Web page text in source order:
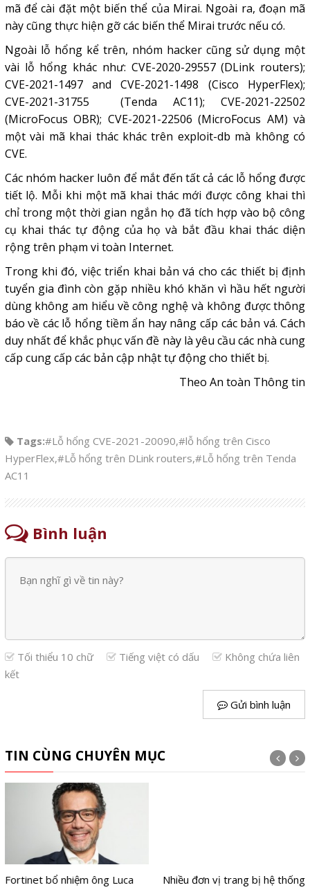
mã để cài đặt một biến thể của Mirai. Ngoài ra, đoạn mã
này cũng thực hiện gỡ các biến thể Mirai trước nếu có.
Ngoài lỗ hổng kể trên, nhóm hacker cũng sử dụng một
vài lỗ hổng khác như: CVE-2020-29557 (DLink routers);
CVE-2021-1497 and CVE-2021-1498 (Cisco HyperFlex);
CVE-2021-31755 (Tenda AC11); CVE-2021-22502
(MicroFocus OBR); CVE-2021-22506 (MicroFocus AM) và
một vài mã khai thác khác trên exploit-db mà không có
CVE.
Các nhóm hacker luôn để mắt đến tất cả các lỗ hổng được
tiết lộ. Mỗi khi một mã khai thác mới được công khai thì
chỉ trong một thời gian ngắn họ đã tích hợp vào bộ công
cụ khai thác tự động của họ và bắt đầu khai thác diện
rộng trên phạm vi toàn Internet.
Trong khi đó, việc triển khai bản vá cho các thiết bị định
tuyển gia đình còn gặp nhiều khó khăn vì hầu hết người
dùng không am hiểu về công nghệ và không được thông
báo về các lỗ hổng tiềm ẩn hay nâng cấp các bản vá. Cách
duy nhất để khắc phục vấn đề này là yêu cầu các nhà cung
cấp cung cấp các bản cập nhật tự động cho thiết bị.
Theo An toàn Thông tin
Tags:#Lỗ hổng CVE-2021-20090,#lỗ hổng trên Cisco
HyperFlex,#Lỗ hổng trên DLink routers,#Lỗ hổng trên Tenda
AC11
Bình luận
Tối thiểu 10 chữ Tiếng việt có dấu
Không chứa liên
kết
Gửi bình luận
TIN CÙNG CHUYÊN MỤC
Fortinet bổ nhiệm ông Luca
Nhiều đơn vị trang bị hệ thống